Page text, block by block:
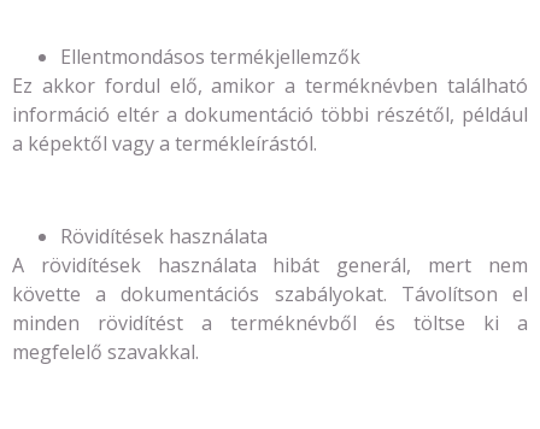
Ellentmondásos termékjellemzők
Ez akkor fordul elő, amikor a terméknévben található
információ eltér a dokumentáció többi részétől, például
a képektől vagy a termékleírástól.
Rövidítések használata
A rövidítések használata hibát generál, mert nem
követte a dokumentációs szabályokat. Távolítson el
minden rövidítést a terméknévből és töltse ki a
megfelelő szavakkal.